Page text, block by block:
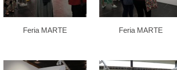
Feria MARTE Feria MARTE